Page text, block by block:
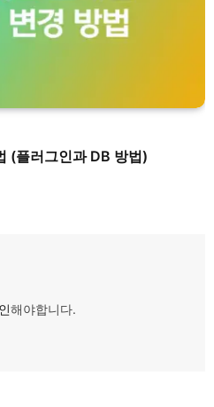
(플러그인과 DB 방법)
해야합니다.